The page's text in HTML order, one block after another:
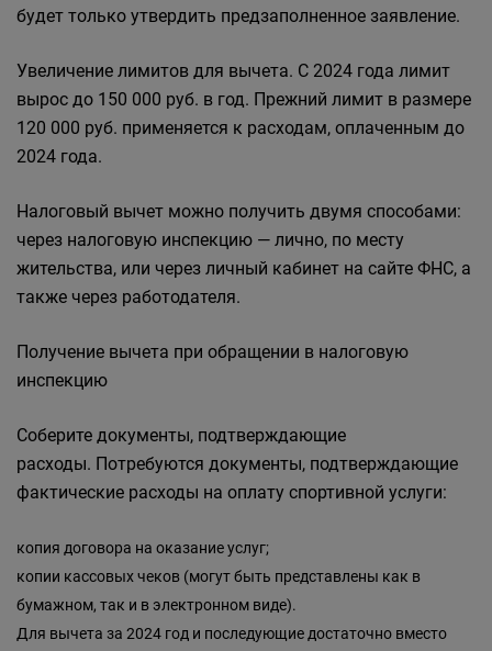
будет только утвердить предзаполненное заявление.
Увеличение лимитов для вычета. С 2024 года лимит
вырос до 150 000 руб. в год. Прежний лимит в размере
120 000 руб. применяется к расходам, оплаченным до
2024 года.
Налоговый вычет можно получить двумя способами:
через налоговую инспекцию — лично, по месту
жительства, или через личный кабинет на сайте ФНС, а
также через работодателя.
Получение вычета при обращении в налоговую
инспекцию
Соберите документы, подтверждающие
расходы. Потребуются документы, подтверждающие
фактические расходы на оплату спортивной услуги:
копия договора на оказание услуг;
копии кассовых чеков (могут быть представлены как в
бумажном, так и в электронном виде).
Для вычета за 2024 год и последующие достаточно вместо